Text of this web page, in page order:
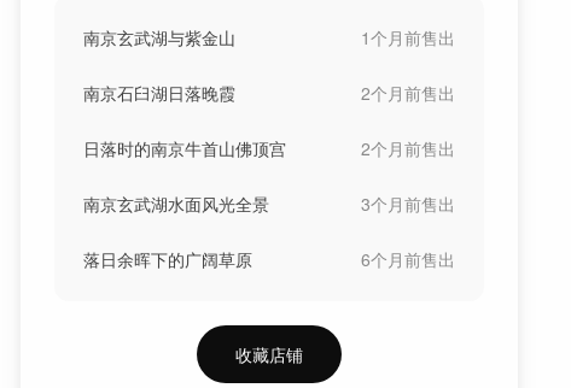
南京玄武湖与紫金山 1个月前售出
南京石臼湖日落晚霞 2个月前售出
日落时的南京牛首山佛顶宫 2个月前售出
南京玄武湖水面风光全景 3个月前售出
落日余晖下的广阔草原 6个月前售出
收藏店铺